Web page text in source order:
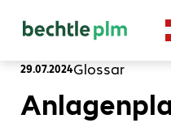
29.07.2024Glossar